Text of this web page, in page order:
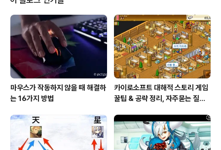
me tomorrow 아마 내일 이시간엔 the rain will ceas
e to follow 비가 더이상 쫓지 않을꺼야 and ..
마우스가 작동하지 않을 때 해결하
는 16가지 방법
카이로소프트 대해적 스토리 게임
꿀팁 & 공략 정리, 자주묻는 질문